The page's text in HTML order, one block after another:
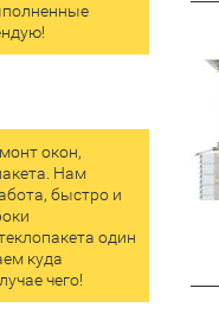
окон,
Нам
быстро и
один
куда
чего!